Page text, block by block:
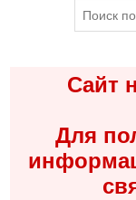
Сайт
Для